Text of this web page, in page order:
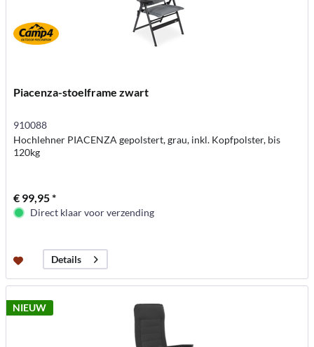
Piacenza-stoelframe zwart
910088
Hochlehner PIACENZA gepolstert, grau, inkl. Kopfpolster, bis
120kg
€ 99,95 *
Direct klaar voor verzending
Details
NIEUW